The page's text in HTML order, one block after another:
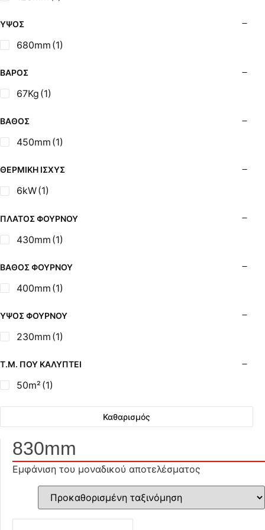
Σόμπες Ξύλου από Ατσάλι με Φούρνο
Σόμπες Πετρελαίου (Alfatherm)
Σόμπες Πετρελαίου (Assos)
Σόμπες Πετρελαίου (StarStoves)
Σόμπες Πετρελαίου (ΟΒΕΛ)
Σόμπες Πετρελαίου Αερόθερμες (Agorastos)
Σόμπες Υγραερίου
Σούβλες - Εργαλεία Ψησίματος BBQ
Σωλήνες (Μπουριά), Εξαρτήματα Σόμπας
Τζάκια - Εστίες
Ψησταριές
ΎΨΟΣ
680mm (1)
ΒΆΡΟΣ
67Kg (1)
ΒΆΘΟΣ
450mm (1)
ΘΕΡΜΙΚΉ ΙΣΧΎΣ
6kW(1)
ΠΛΆΤΟΣ ΦΟΎΡΝΟΥ
430mm (1)
ΒΆΘΟΣ ΦΟΎΡΝΟΥ
400mm (1)
ΎΨΟΣ ΦΟΎΡΝΟΥ
230mm (1)
Τ.Μ. ΠΟΥ ΚΑΛΎΠΤΕΙ
50m² (1)
Καθαρισμός
830mm
Εμφάνιση του μοναδικού αποτελέσματος